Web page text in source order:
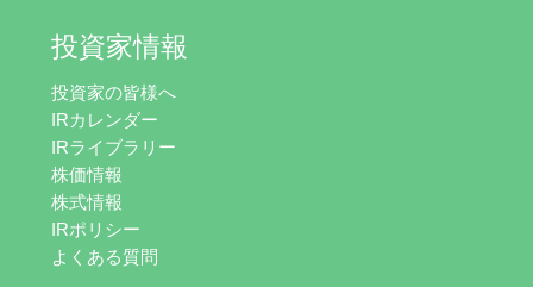
投資家情報
投資家の皆様へ
IRカレンダー
IRライブラリー
株価情報
株式情報
IRポリシー
よくある質問